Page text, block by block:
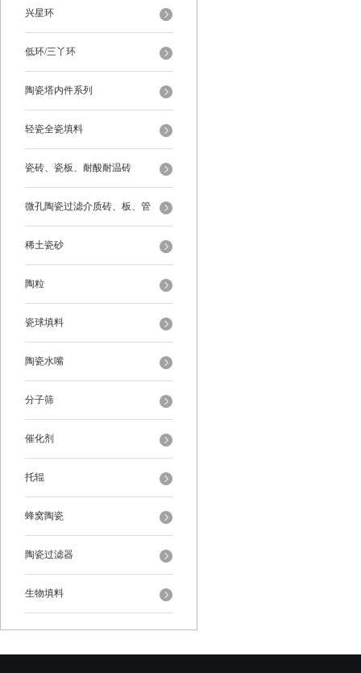
兴星环
低环/三丫环
陶瓷塔内件系列
轻瓷全瓷填料
瓷砖、瓷板、耐酸耐温砖
微孔陶瓷过滤介质砖、板、管
稀土瓷砂
陶粒
瓷球填料
陶瓷水嘴
分子筛
催化剂
托辊
蜂窝陶瓷
陶瓷过滤器
生物填料